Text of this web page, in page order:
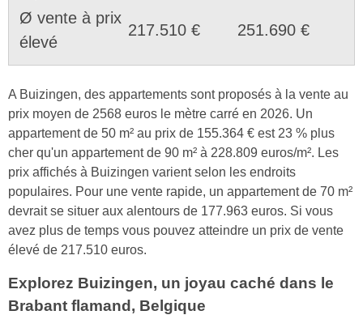
Ø vente à prix
élevé
217.510 € 251.690 €
A Buizingen, des appartements sont proposés à la vente au
prix moyen de 2568 euros le mètre carré en 2026. Un
appartement de 50 m² au prix de 155.364 € est 23 % plus
cher qu'un appartement de 90 m² à 228.809 euros/m². Les
prix affichés à Buizingen varient selon les endroits
populaires. Pour une vente rapide, un appartement de 70 m²
devrait se situer aux alentours de 177.963 euros. Si vous
avez plus de temps vous pouvez atteindre un prix de vente
élevé de 217.510 euros.
Explorez Buizingen, un joyau caché dans le
Brabant flamand, Belgique